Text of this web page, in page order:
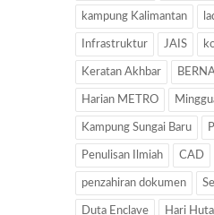
kampung Kalimantan
Infrastruktur JAIS
Keratan Akhbar
Harian METRO
Kampung Sungai Baru
Penulisan Ilmiah CAD
penzahiran dokumen
Duta Enclave Hari